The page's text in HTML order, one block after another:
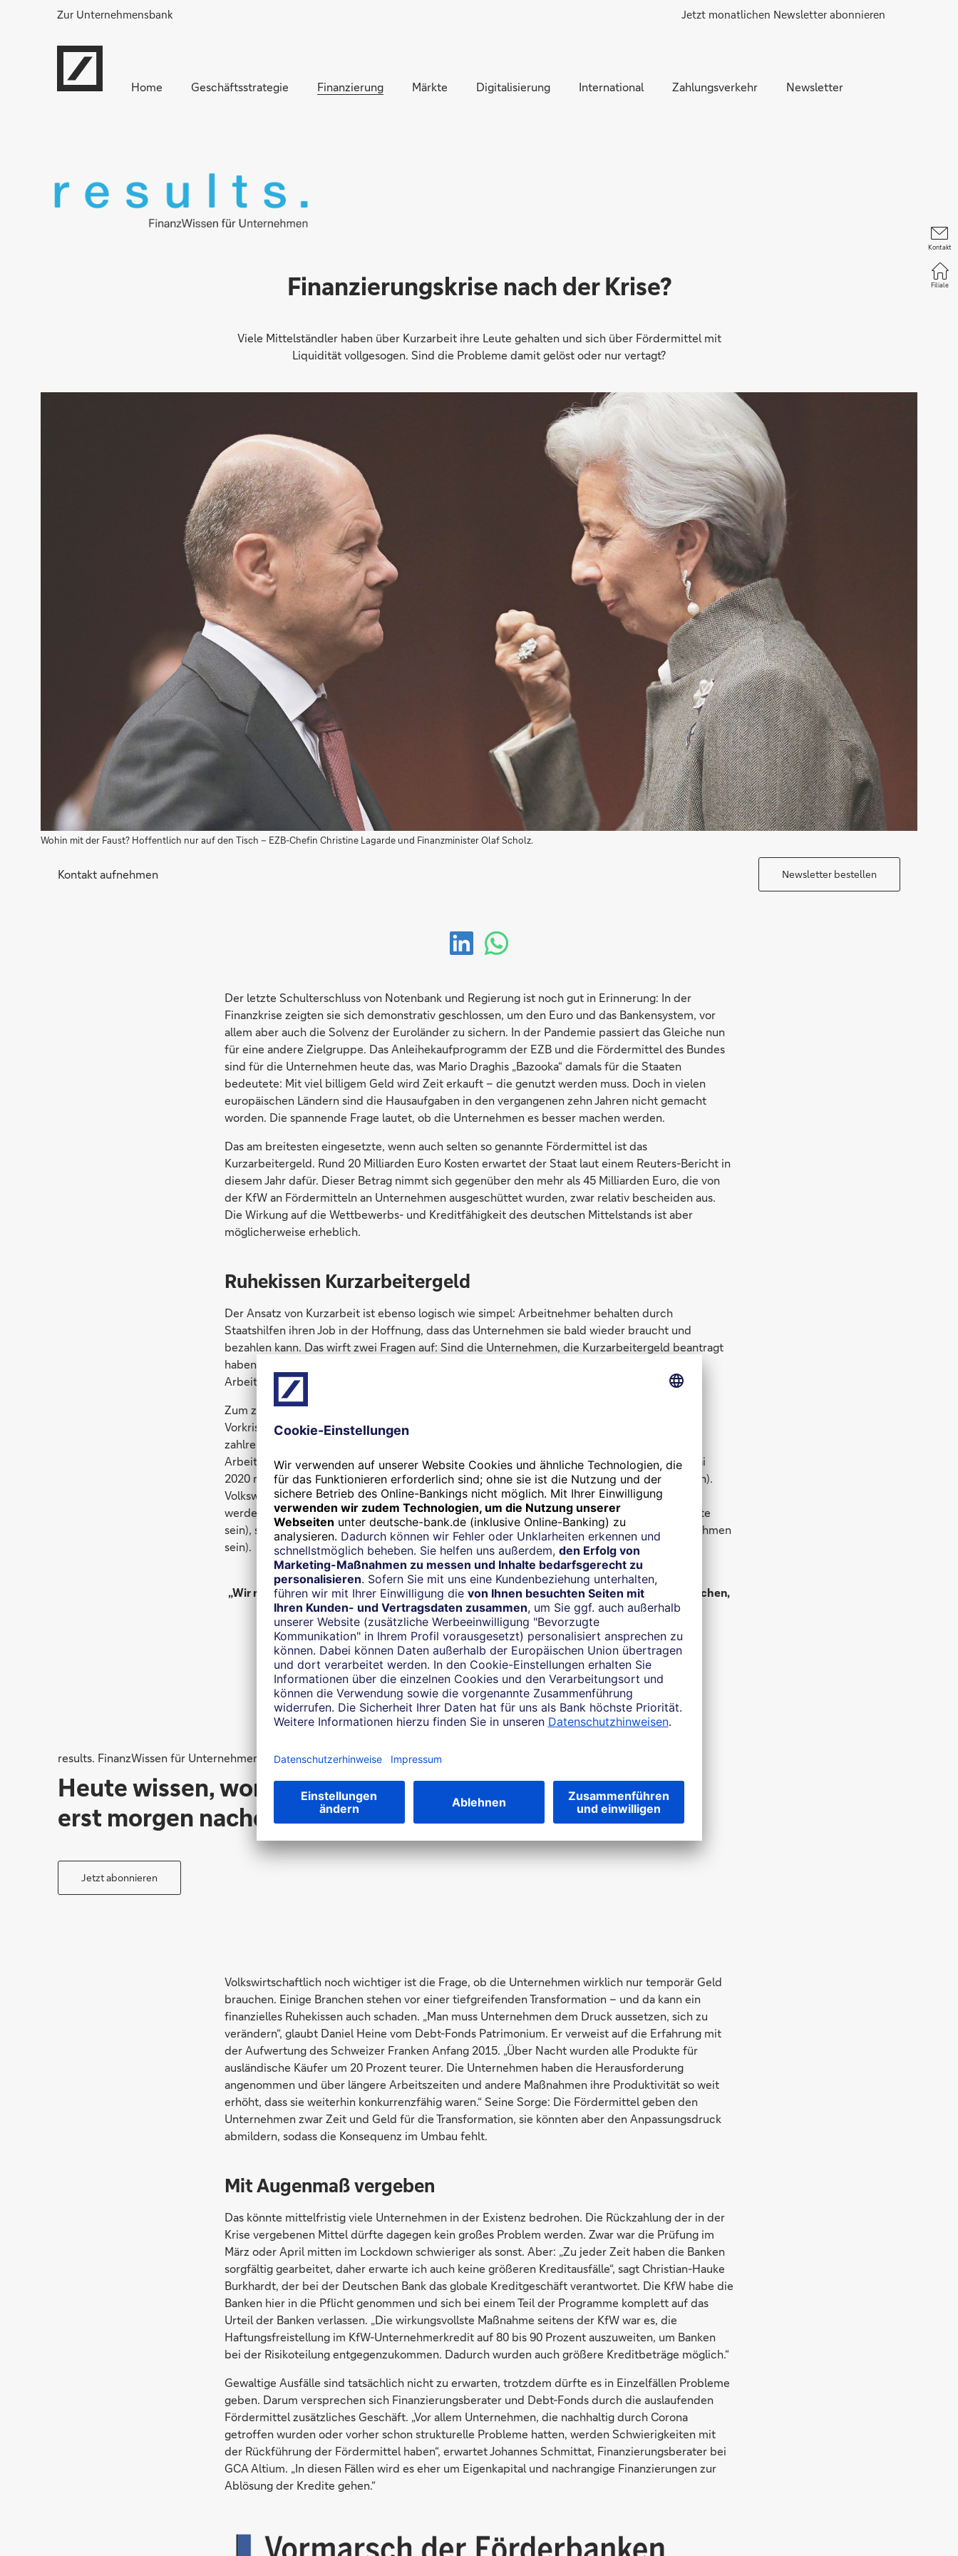
Direkt zum Hauptinhalt (Enter drücken)
Jetzt monatlichen Newsletter abonnieren
Zur Unternehmensbank
Home Geschäftsstrategie Finanzierung Märkte Digitalisierung International Zahlungsverkehr Newsletter
Kontakt
Filiale
Finanzierungskrise nach der Krise?
Viele Mittelständler haben über Kurzarbeit ihre Leute gehalten und sich über Fördermittel mit
Liquidität vollgesogen. Sind die Probleme damit gelöst oder nur vertagt?
Wohin mit der Faust? Hoffentlich nur auf den Tisch – EZB-Chefin Christine Lagarde und Finanzminister Olaf Scholz.
Kontakt aufnehmen Newsletter bestellen
Der letzte Schulterschluss von Notenbank und Regierung ist noch gut in Erinnerung: In der
Finanzkrise zeigten sie sich demonstrativ geschlossen, um den Euro und das Bankensystem, vor
allem aber auch die Solvenz der Euroländer zu sichern. In der Pandemie passiert das Gleiche nun
für eine andere Zielgruppe. Das Anleihekaufprogramm der EZB und die Fördermittel des Bundes
sind für die Unternehmen heute das, was Mario Draghis „Bazooka“ damals für die Staaten
bedeutete: Mit viel billigem Geld wird Zeit erkauft – die genutzt werden muss. Doch in vielen
europäischen Ländern sind die Hausaufgaben in den vergangenen zehn Jahren nicht gemacht
worden. Die spannende Frage lautet, ob die Unternehmen es besser machen werden.
Das am breitesten eingesetzte, wenn auch selten so genannte Fördermittel ist das
Kurzarbeitergeld. Rund 20 Milliarden Euro Kosten erwartet der Staat laut einem Reuters-Bericht in
diesem Jahr dafür. Dieser Betrag nimmt sich gegenüber den mehr als 45 Milliarden Euro, die von
der KfW an Fördermitteln an Unternehmen ausgeschüttet wurden, zwar relativ bescheiden aus.
Die Wirkung auf die Wettbewerbs- und Kreditfähigkeit des deutschen Mittelstands ist aber
möglicherweise erheblich.
Ruhekissen Kurzarbeitergeld
Der Ansatz von Kurzarbeit ist ebenso logisch wie simpel: Arbeitnehmer behalten durch
Staatshilfen ihren Job in der Hoffnung, dass das Unternehmen sie bald wieder braucht und
bezahlen kann. Das wirft zwei Fragen auf: Sind die Unternehmen, die Kurzarbeitergeld beantragt
haben, wirklich nur einer temporären Krise ausgesetzt? Und wird mit dem System nicht ein
Arbeitsmarkt gelähmt, der eigentlich flexibel sein müsste?
Zum zweiten Punkt zuerst. Natürlich werden sich einige Unternehmen wieder auf das
Vorkrisenniveau erholen. Aber viele auch nicht. Gleichzeitig suchen selbst in der Pandemie
zahlreiche Unternehmen mit einem funktionstüchtigen Geschäftsmodell händeringend nach
Arbeitskräften. Für sie ist es viel schwieriger, aus wenig wechselwilligen Kurzarbeitern (im Mai
2020 mehr als 5,9 Millionen) zu rekrutieren als aus Arbeitslosen (im selben Monat 2,8 Millionen).
Volkswirtschaftlich geht die Rechnung nur auf, wenn die Kurzarbeiter nicht dort eingesetzt
werden, wo sie am effizientesten arbeiten (das mag qua Erfahrung an der alten Wirkungsstätte
sein), sondern wo sie den größten Mehrwert schöpfen (das könnte in einem anderen Unternehmen
sein).
„Wir rechnen damit, dass durch die Krise zahlreiche Unternehmen so weit im Rating abrutschen,
dass sie nicht mehr ‚bankable‘ sind.“
Dr. Daniel Heine, Managing Director bei Patrimonium
results. FinanzWissen für Unternehmen
Heute wissen, worüber andere
erst morgen nachdenken.
Jetzt abonnieren
Volkswirtschaftlich noch wichtiger ist die Frage, ob die Unternehmen wirklich nur temporär Geld
brauchen. Einige Branchen stehen vor einer tiefgreifenden Transformation – und da kann ein
finanzielles Ruhekissen auch schaden. „Man muss Unternehmen dem Druck aussetzen, sich zu
verändern“, glaubt Daniel Heine vom Debt-Fonds Patrimonium. Er verweist auf die Erfahrung mit
der Aufwertung des Schweizer Franken Anfang 2015. „Über Nacht wurden alle Produkte für
ausländische Käufer um 20 Prozent teurer. Die Unternehmen haben die Herausforderung
angenommen und über längere Arbeitszeiten und andere Maßnahmen ihre Produktivität so weit
erhöht, dass sie weiterhin konkurrenzfähig waren.“ Seine Sorge: Die Fördermittel geben den
Unternehmen zwar Zeit und Geld für die Transformation, sie könnten aber den Anpassungsdruck
abmildern, sodass die Konsequenz im Umbau fehlt.
Mit Augenmaß vergeben
Das könnte mittelfristig viele Unternehmen in der Existenz bedrohen. Die Rückzahlung der in der
Krise vergebenen Mittel dürfte dagegen kein großes Problem werden. Zwar war die Prüfung im
März oder April mitten im Lockdown schwieriger als sonst. Aber: „Zu jeder Zeit haben die Banken
sorgfältig gearbeitet, daher erwarte ich auch keine größeren Kreditausfälle“, sagt Christian-Hauke
Burkhardt, der bei der Deutschen Bank das globale Kreditgeschäft verantwortet. Die KfW habe die
Banken hier in die Pflicht genommen und sich bei einem Teil der Programme komplett auf das
Urteil der Banken verlassen. „Die wirkungsvollste Maßnahme seitens der KfW war es, die
Haftungsfreistellung im KfW-Unternehmerkredit auf 80 bis 90 Prozent auszuweiten, um Banken
bei der Risikoteilung entgegenzukommen. Dadurch wurden auch größere Kreditbeträge möglich.“
Gewaltige Ausfälle sind tatsächlich nicht zu erwarten, trotzdem dürfte es in Einzelfällen Probleme
geben. Darum versprechen sich Finanzierungsberater und Debt-Fonds durch die auslaufenden
Fördermittel zusätzliches Geschäft. „Vor allem Unternehmen, die nachhaltig durch Corona
getroffen wurden oder vorher schon strukturelle Probleme hatten, werden Schwierigkeiten mit
der Rückführung der Fördermittel haben“, erwartet Johannes Schmittat, Finanzierungsberater bei
GCA Altium. „In diesen Fällen wird es eher um Eigenkapital und nachrangige Finanzierungen zur
Ablösung der Kredite gehen.“